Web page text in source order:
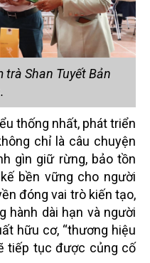
trà Shan Tuyết Bản
thống nhất, phát triển
chỉ là câu chuyện
gìn giữ rừng, bảo tồn
bền vững cho người
đóng vai trò kiến tạo,
hành dài hạn và người
hữu cơ, “thương hiệu
tiếp tục được củng cố